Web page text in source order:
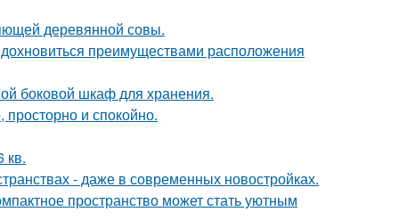
деревянной совы.
преимуществами расположения
боковой шкаф для хранения.
просторно и спокойно.
кв.
- даже в современных новостройках.
пространство может стать уютным